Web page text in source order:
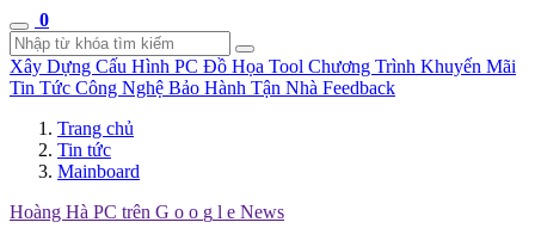
0
Xây Dựng Cấu Hình PC Đồ Họa Tool Chương Trình Khuyến Mãi
Tin Tức Công Nghệ Bảo Hành Tận Nhà Feedback
Trang chủ
Tin tức
Mainboard
Hoàng Hà PC trên G o o g l e News